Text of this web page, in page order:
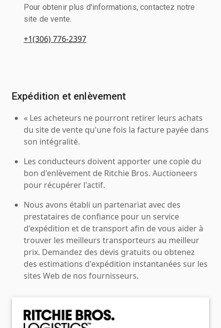
Pour obtenir plus d'informations, contactez notre
site de vente.
+1(306) 776-2397
Expédition et enlèvement
« Les acheteurs ne pourront retirer leurs achats
du site de vente qu'une fois la facture payée dans
son intégralité.
Les conducteurs doivent apporter une copie du
bon d'enlèvement de Ritchie Bros. Auctioneers
pour récupérer l'actif.
Nous avons établi un partenariat avec des
prestataires de confiance pour un service
d'expédition et de transport afin de vous aider à
trouver les meilleurs transporteurs au meilleur
prix. Demandez des devis gratuits ou obtenez
des estimations d'expédition instantanées sur les
sites Web de nos fournisseurs.